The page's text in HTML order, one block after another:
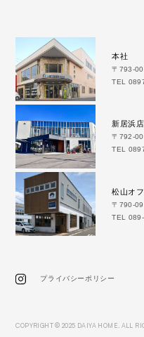
本社
〒793-
TEL
新居浜店
〒792-
TEL
松山オ
〒790-
TEL
プライバシーポリシー
COPYRIGHT © 2025 DAIYA HOME. ALL